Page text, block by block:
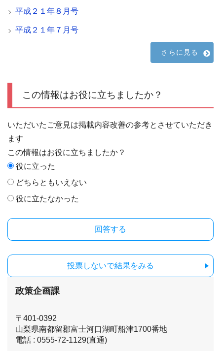
平成２１年８月号
平成２１年７月号
さらに見る
この情報はお役に立ちましたか？
いただいたご意見は掲載内容改善の参考とさせていただき
ます
この情報はお役に立ちましたか？
役に立った
どちらともいえない
役に立たなかった
投票しないで結果をみる
政策企画課
〒401-0392
山梨県南都留郡富士河口湖町船津1700番地
電話 : 0555-72-1129(直通)